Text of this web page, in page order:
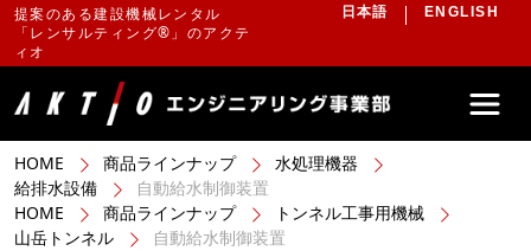
提案のある建設機械レンタル
「レンサルティング®」のアクテ
ィオ
日本語 ENGLISH
HOME 商品ラインナップ
水処理機器
給排水設備
自動給水制御装置
HOME
商品ラインナップ
トンネル工事用機械
山岳トンネル
自動給水制御装置